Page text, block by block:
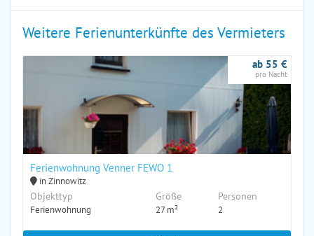
Weitere Ferienunterkünfte des Vermieters
Ferienwohnung Venner FEWO 1
in Zinnowitz
Objekttyp
Ferienwohnung
Größe
27 m²
Personen
2
ab 55 €
pro Nacht